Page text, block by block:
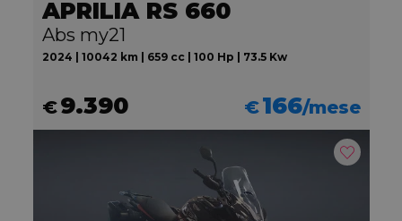
APRILIA RS 660
Abs my21
2024 | 10042 km | 659 cc | 100 Hp | 73.5 Kw
€9.390 €166/mese